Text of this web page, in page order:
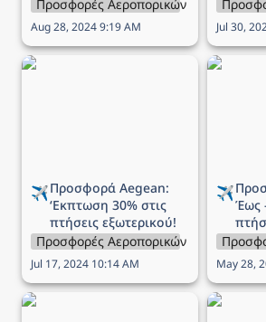
Προσφορές Αεροπορικών Εταιρειών
Aug 28, 2024 9:19 AM Jul 30,
Προσφορά Aegean:
✈️Προσφορά Aegean:
‘Εκπτωση 30% στις
πτήσεις εξωτερικού!
Προσφορές Αεροπορικών Εταιρειών
Jul 17, 2024 10:14 AM
✈️
Έως
May 28,
Προσφορά Aegean -